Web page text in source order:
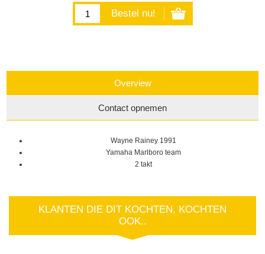
Overview
Contact opnemen
Wayne Rainey 1991
Yamaha Marlboro team
2 takt
KLANTEN DIE DIT KOCHTEN, KOCHTEN
OOK..